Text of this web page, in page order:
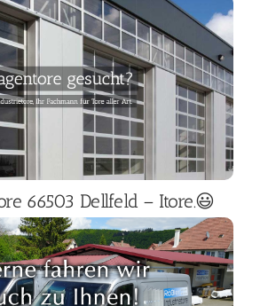
66503 Dellfeld – Itore.😃